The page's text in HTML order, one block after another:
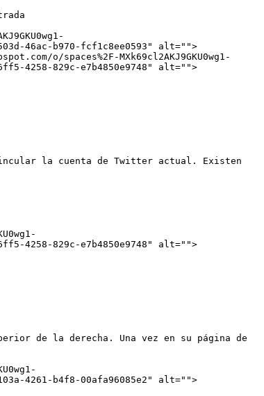
503d-46ac-b970-fcf1c8ee0593" alt="">
o/spaces%2F-MXk69cl2AKJ9GKU0wg1-
6ff5-4258-829c-e7b4850e9748" alt="">
la cuenta de Twitter actual. Existen
6ff5-4258-829c-e7b4850e9748" alt="">
de la derecha. Una vez en su página de
103a-4261-b4f8-00afa96085e2" alt="">